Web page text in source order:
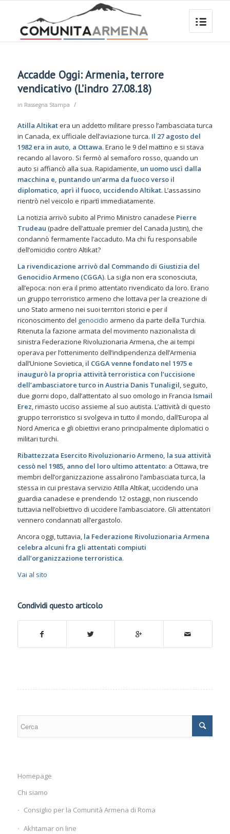
Accadde Oggi: Armenia, terrore
vendicativo (L’indro 27.08.18)
in Rassegna Stampa /
Atilla Altikatera un addetto militare presso l’ambasciata turca
in Canada, ex ufficiale dell’aviazione turca. Il 27 agosto del
1982 era in auto, a Ottawa. Erano le 9 del mattino e si stava
recando al lavoro. Si fermò al semaforo rosso, quando un
auto si affiancò alla sua. Rapidamente, un uomo uscì dalla
macchina e, puntando un’arma da fuoco verso il
diplomatico, aprì il fuoco, uccidendo Altikat. L’assassino
rientrò nel veicolo e ripartì immediatamente.
La notizia arrivò subito al Primo Ministro canadese Pierre
Trudeau (padre dell’attuale premier del Canada Justin), che
condannò fermamente l’accaduto. Ma chi fu responsabile
dell’omicidio contro Altikat?
La rivendicazione arrivò dal Commando di Giustizia del
Genocidio Armeno(CGGA). La sigla non era sconosciuta,
all’epoca: non era il primo attentato rivendicato da loro. Erano
un gruppo terroristico armeno che lottava per la creazione di
uno Stato armeno nei suoi territori storici e per il
riconoscimento del genocidio armeno da parte della Turchia.
Ritenuta la fazione armata del movimento nazionalista di
sinistra Federazione Rivoluzionaria Armena, che ai tempi
operava per l’ottenimento dell’indipendenza dell’Armenia
dall’Unione Sovietica, il CGGA venne fondato nel 1975 e
inaugurò la propria attività terroristica con l’uccisione
dell’ambasciatore turco in Austria Danis Tunaligil, seguito,
due giorni dopo, dall’attentato al suo omologo in Francia Ismail
Erez, rimasto ucciso assieme al suo autista. L’attività di questo
gruppo terroristico si svolgeva in tutto il mondo, dall’Europa al
Nord America e gli obiettivi erano principalmente diplomatici o
militari turchi.
Ribattezzata Esercito Rivoluzionario Armeno, la sua attività
cessò nel 1985, anno del loro ultimo attentato: a Ottawa, tre
membri dell’organizzazione assalirono l’ambasciata turca, la
stessa in cui prestava servizio Atilla Altikat, uccidendo una
guardia canadese e prendendo 12 ostaggi, non riuscendo
tuttavia nell’obiettivo di uccidere l’ambasciatore. Gli attentatori
vennero condannati all’ergastolo.
Ancora oggi, tuttavia, la Federazione Rivoluzionaria Armena
celebra alcuni fra gli attentati compiuti
dall’organizzazione terroristica.
Vai al sito
Condividi questo articolo
Homepage
Chi siamo
Consiglio per la Comunità Armena di Roma
Akhtamar on line